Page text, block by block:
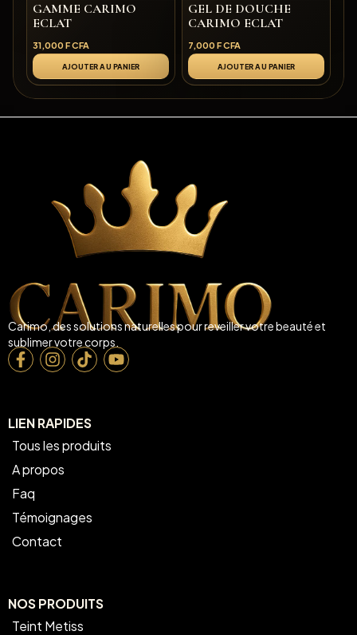
GAMME CARIMO
ECLAT
31,000 F CFA
AJOUTER AU PANIER
GEL DE DOUCHE
CARIMO ECLAT
7,000 F CFA
AJOUTER AU PANIER
Carimo, des solutions naturelles pour reveiller votre beauté et
sublimer votre corps.
LIEN RAPIDES
Tous les produits
A propos
Faq
Témoignages
Contact
NOS PRODUITS
Teint Metiss